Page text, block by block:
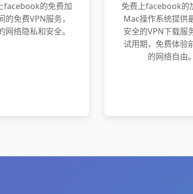
facebook的免费加
的免费VPN服务，
网络隐私和安全。
免费上facebook的
Mac操作系统提供
安全的VPN下载服
试用期，免费体验
的网络自由。